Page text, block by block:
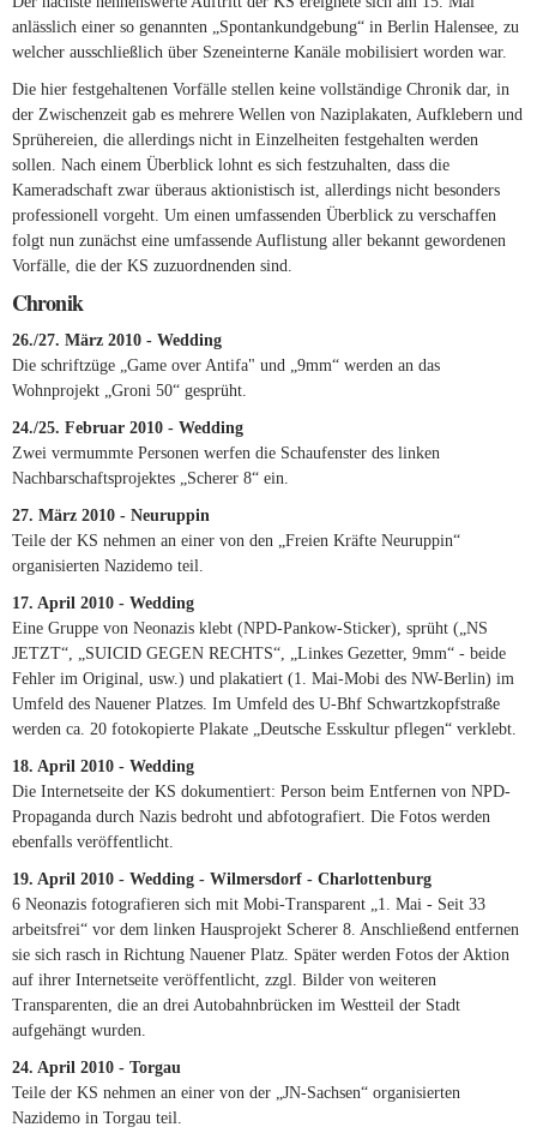
anlässlich einer so genannten „Spontankundgebung“ in Berlin Halensee, zu
welcher ausschließlich über Szeneinterne Kanäle mobilisiert worden war.
Die hier festgehaltenen Vorfälle stellen keine vollständige Chronik dar, in
der Zwischenzeit gab es mehrere Wellen von Naziplakaten, Aufklebern und
Sprühereien, die allerdings nicht in Einzelheiten festgehalten werden
sollen. Nach einem Überblick lohnt es sich festzuhalten, dass die
Kameradschaft zwar überaus aktionistisch ist, allerdings nicht besonders
professionell vorgeht. Um einen umfassenden Überblick zu verschaffen
folgt nun zunächst eine umfassende Auflistung aller bekannt gewordenen
Vorfälle, die der KS zuzuordnenden sind.
Chronik
26./27. März 2010 - Wedding
Die schriftzüge „Game over Antifa" und „9mm“ werden an das
Wohnprojekt „Groni 50“ gesprüht.
24./25. Februar 2010 - Wedding
Zwei vermummte Personen werfen die Schaufenster des linken
Nachbarschaftsprojektes „Scherer 8“ ein.
27. März 2010 - Neuruppin
Teile der KS nehmen an einer von den „Freien Kräfte Neuruppin“
organisierten Nazidemo teil.
17. April 2010 - Wedding
Eine Gruppe von Neonazis klebt (NPD-Pankow-Sticker), sprüht („NS
JETZT“, „SUICID GEGEN RECHTS“, „Linkes Gezetter, 9mm“ - beide
Fehler im Original, usw.) und plakatiert (1. Mai-Mobi des NW-Berlin) im
Umfeld des Nauener Platzes. Im Umfeld des U-Bhf Schwartzkopfstraße
werden ca. 20 fotokopierte Plakate „Deutsche Esskultur pflegen“ verklebt.
18. April 2010 - Wedding
Die Internetseite der KS dokumentiert: Person beim Entfernen von NPD-
Propaganda durch Nazis bedroht und abfotografiert. Die Fotos werden
ebenfalls veröffentlicht.
19. April 2010 - Wedding - Wilmersdorf - Charlottenburg
6 Neonazis fotografieren sich mit Mobi-Transparent „1. Mai - Seit 33
arbeitsfrei“ vor dem linken Hausprojekt Scherer 8. Anschließend entfernen
sie sich rasch in Richtung Nauener Platz. Später werden Fotos der Aktion
auf ihrer Internetseite veröffentlicht, zzgl. Bilder von weiteren
Transparenten, die an drei Autobahnbrücken im Westteil der Stadt
aufgehängt wurden.
24. April 2010 - Torgau
Teile der KS nehmen an einer von der „JN-Sachsen“ organisierten
Nazidemo in Torgau teil.